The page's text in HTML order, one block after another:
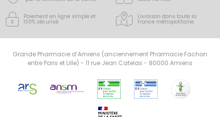
Paiement en ligne simple et
100% sécurisé
Livraison dans toute la
France métropolitaine
Grande Pharmacie d’Amiens (anciennement Pharmacie Fachon
entre Paris et Lille) - 11 rue Jean Catelas - 80000 Amiens